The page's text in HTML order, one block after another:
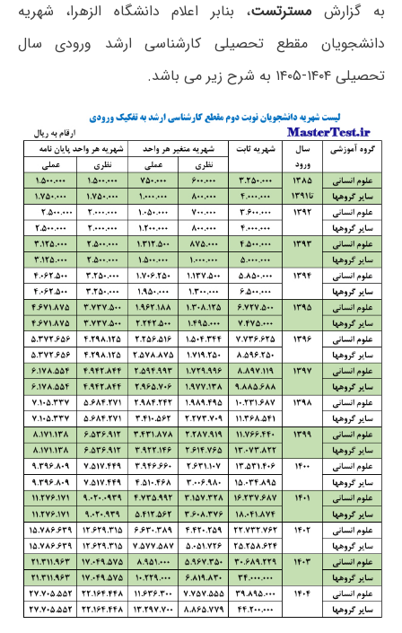
به گزارش مسترتست، بنابر اعلام دانشگاه الزهرا، شهریه
دانشجویان مقطع تحصیلی کارشناسی ارشد ورودی سال
تحصیلی ۱۴۰۴-۱۴۰۵ به شرح زیر می باشد.